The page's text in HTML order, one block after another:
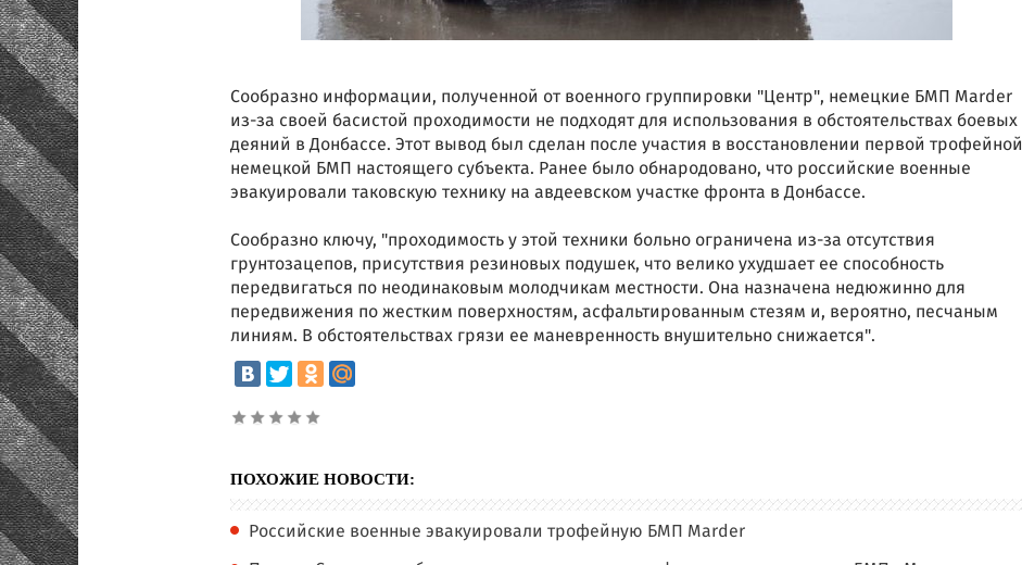
Сообразно информации, полученной от военного группировки "Центр", немецкие БМП Marder
из-за своей басистой проходимости не подходят для использования в обстоятельствах боевых
деяний в Донбассе. Этот вывод был сделан после участия в восстановлении первой трофейной
немецкой БМП настоящего субъекта. Ранее было обнародовано, что российские военные
эвакуировали таковскую технику на авдеевском участке фронта в Донбассе.
Сообразно ключу, "проходимость у этой техники больно ограничена из-за отсутствия
грунтозацепов, присутствия резиновых подушек, что велико ухудшает ее способность
передвигаться по неодинаковым молодчикам местности. Она назначена недюжинно для
передвижения по жестким поверхностям, асфальтированным стезям и, вероятно, песчаным
линиям. В обстоятельствах грязи ее маневренность внушительно снижается".
ПОХОЖИЕ НОВОСТИ:
Российские военные эвакуировали трофейную БМП Marder